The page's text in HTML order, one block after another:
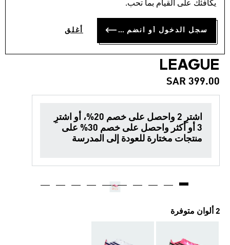
يكافئك على القيام بما تحب.
سجل الدخول أو انضم الآن أغلق
حذاء كرة قدم الملاعب الصلبة
للأطفال F50 HYPERFAST
LEAGUE
SAR 399.00
اشترِ 2 واحصل على خصم 20%، أو اشترِ
3 أو أكثر واحصل على خصم 30% على
منتجات مختارة للعودة إلى المدرسة
2 ألوان متوفرة